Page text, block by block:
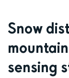
Snow
sensing